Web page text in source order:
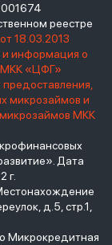
реестре
18.03.2013
и информация о
МКК «ЦФГ»
микрозаймов и
микрозаймов МКК
Дата
г.
д.5, стр.1,
Микрокредитная